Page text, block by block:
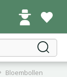
Bloembollen